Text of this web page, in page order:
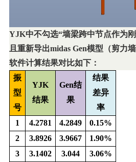
YJK中不勾选“墙梁跨中节点作为
且重新导出midas Gen模型（剪力
软件计算结果对比如下：
振
型
号
YJK
结果
Gen结
果
结果
差异
率
1
4.2781 4.2849
0.15%
2
3.8926 3.9667
1.90%
3
3.1402 3.044
3.06%